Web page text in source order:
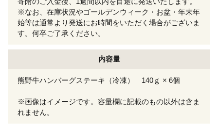
※なお、在庫状況やゴールデンウィーク・お盆・年末年
始等は通常より発送にお時間をいただく場合がございま
す。何卒ご了承ください。
内容量
熊野牛ハンバーグステーキ（冷凍） 140ｇ × 6個
※画像はイメージです。容量欄に記載のもの以外は含ま
れません。